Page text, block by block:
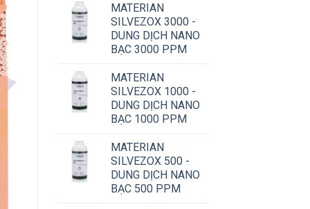
MATERIAN
SILVEZOX 3000 -
DUNG DỊCH NANO
BẠC 3000 PPM
MATERIAN
SILVEZOX 1000 -
DUNG DỊCH NANO
BẠC 1000 PPM
MATERIAN
SILVEZOX 500 -
DUNG DỊCH NANO
BẠC 500 PPM